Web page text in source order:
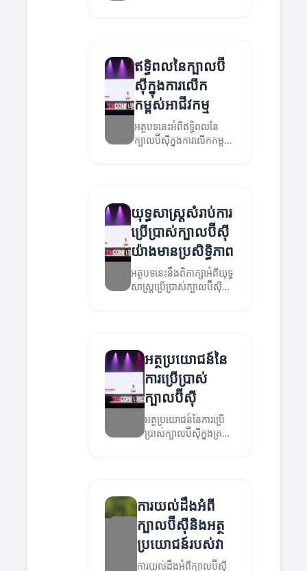
ឥទ្ធិពលនៃក្បាលប៊ី
ស៊ីក្នុងការលើក
កម្ពស់អាជីវកម្ម
អត្ថបទនេះអំពីឥទ្ធិពលនៃ
ក្បាលប៊ីស៊ីក្នុងការលើកកម្ពស់
យុទ្ធសាស្រ្តសំរាប់ការ
ប្រើប្រាស់ក្បាលប៊ីស៊ី
យ៉ាងមានប្រសិទ្ធិភាព
អត្ថបទនេះនឹងពិភាក្សាអំពីយុទ្ធ
សាស្រ្តប្រើប្រាស់ក្បាលប៊ីស៊ី
អត្ថប្រយោជន៍នៃ
ការប្រើប្រាស់
ក្បាលប៊ីស៊ី
អត្ថប្រយោជន៍នៃការប្រើ
ប្រាស់ក្បាលប៊ីស៊ីក្នុងគ្រប់
ការយល់ដឹងអំពី
ក្បាលប៊ីស៊ីនិងអត្ថ
ប្រយោជន៍របស់វា
ការយល់ដឹងអំពីក្បាលប៊ីស៊ី